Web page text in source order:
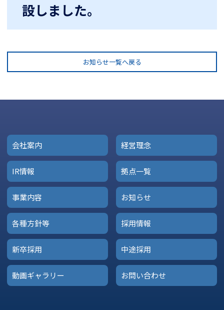
設しました。
お知らせ一覧へ戻る
会社案内 経営理念
IR情報 拠点一覧
事業内容 お知らせ
各種方針等 採用情報
新卒採用 中途採用
動画ギャラリー お問い合わせ